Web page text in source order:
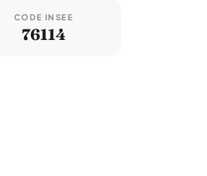
CODE INSEE
76114